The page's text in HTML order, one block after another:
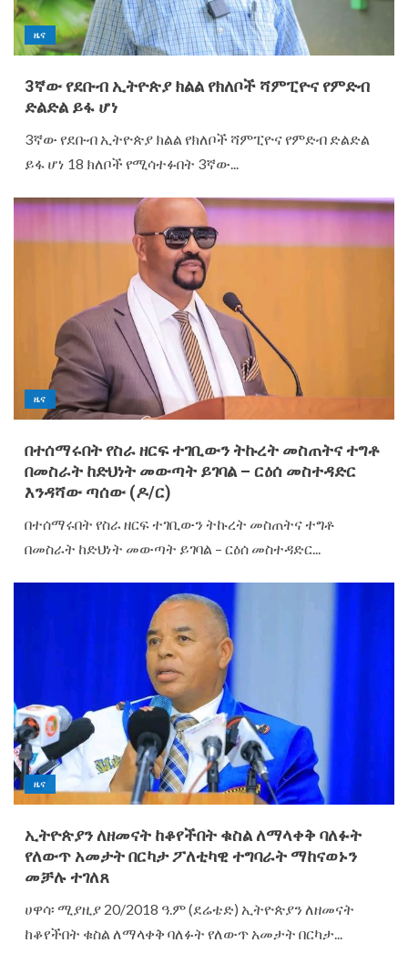
ዜና
3ኛው የደቡብ ኢትዮጵያ ክልል የክለቦች ሻምፒዮና የምድብ
ድልድል ይፋ ሆነ
3ኛው የደቡብ ኢትዮጵያ ክልል የክለቦች ሻምፒዮና የምድብ ድልድል
ይፋ ሆነ 18 ክለቦች የሚሳተፉበት 3ኛው...
ዜና
በተሰማሩበት የስራ ዘርፍ ተገቢውን ትኩረት መስጠትና ተግቶ
በመስራት ከድህነት መውጣት ይገባል – ርዕሰ መስተዳድር
እንዳሻው ጣሰው (ዶ/ር)
በተሰማሩበት የስራ ዘርፍ ተገቢውን ትኩረት መስጠትና ተግቶ
በመስራት ከድህነት መውጣት ይገባል – ርዕሰ መስተዳድር...
ዜና
ኢትዮጵያን ለዘመናት ከቆየችበት ቁስል ለማላቀቅ ባለፉት
የለውጥ አመታት በርካታ ፖለቲካዊ ተግባራት ማከናወኑን
መቻሉ ተገለጸ
ሀዋሳ፡ ሚያዚያ 20/2018 ዓ.ም (ደሬቴድ) ኢትዮጵያን ለዘመናት
ከቆየችበት ቁስል ለማላቀቅ ባለፉት የለውጥ አመታት በርካታ...